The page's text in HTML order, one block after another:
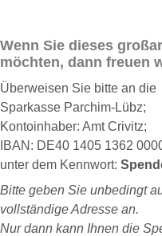
Wenn Sie dieses
möchten, dann freuen
Überweisen Sie bitte an die
Sparkasse Parchim-Lübz;
Kontoinhaber: Amt Crivitz;
IBAN: DE40 1405 1362
unter dem Kennwort:
Bitte geben Sie unbedingt
vollständige Adresse an.
Nur dann kann Ihnen die